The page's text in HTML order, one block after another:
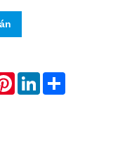
PinterestLinkedInShare